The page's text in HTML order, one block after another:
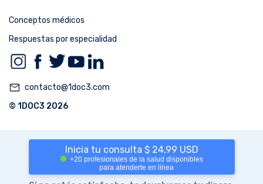
Inicia tu consulta $ 24,99 USD
+20 profesionales de la salud disponibles
para atenderte en línea
Conceptos médicos
Respuestas por especialidad
mail_outline contacto@1doc3.com
© 1DOC3 2026